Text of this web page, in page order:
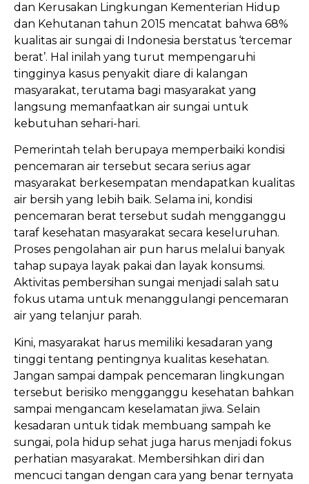
dan Kerusakan Lingkungan Kementerian Hidup
dan Kehutanan tahun 2015 mencatat bahwa 68%
kualitas air sungai di Indonesia berstatus ‘tercemar
berat’. Hal inilah yang turut mempengaruhi
tingginya kasus penyakit diare di kalangan
masyarakat, terutama bagi masyarakat yang
langsung memanfaatkan air sungai untuk
kebutuhan sehari-hari.
Pemerintah telah berupaya memperbaiki kondisi
pencemaran air tersebut secara serius agar
masyarakat berkesempatan mendapatkan kualitas
air bersih yang lebih baik. Selama ini, kondisi
pencemaran berat tersebut sudah mengganggu
taraf kesehatan masyarakat secara keseluruhan.
Proses pengolahan air pun harus melalui banyak
tahap supaya layak pakai dan layak konsumsi.
Aktivitas pembersihan sungai menjadi salah satu
fokus utama untuk menanggulangi pencemaran
air yang telanjur parah.
Kini, masyarakat harus memiliki kesadaran yang
tinggi tentang pentingnya kualitas kesehatan.
Jangan sampai dampak pencemaran lingkungan
tersebut berisiko mengganggu kesehatan bahkan
sampai mengancam keselamatan jiwa. Selain
kesadaran untuk tidak membuang sampah ke
sungai, pola hidup sehat juga harus menjadi fokus
perhatian masyarakat. Membersihkan diri dan
mencuci tangan dengan cara yang benar ternyata